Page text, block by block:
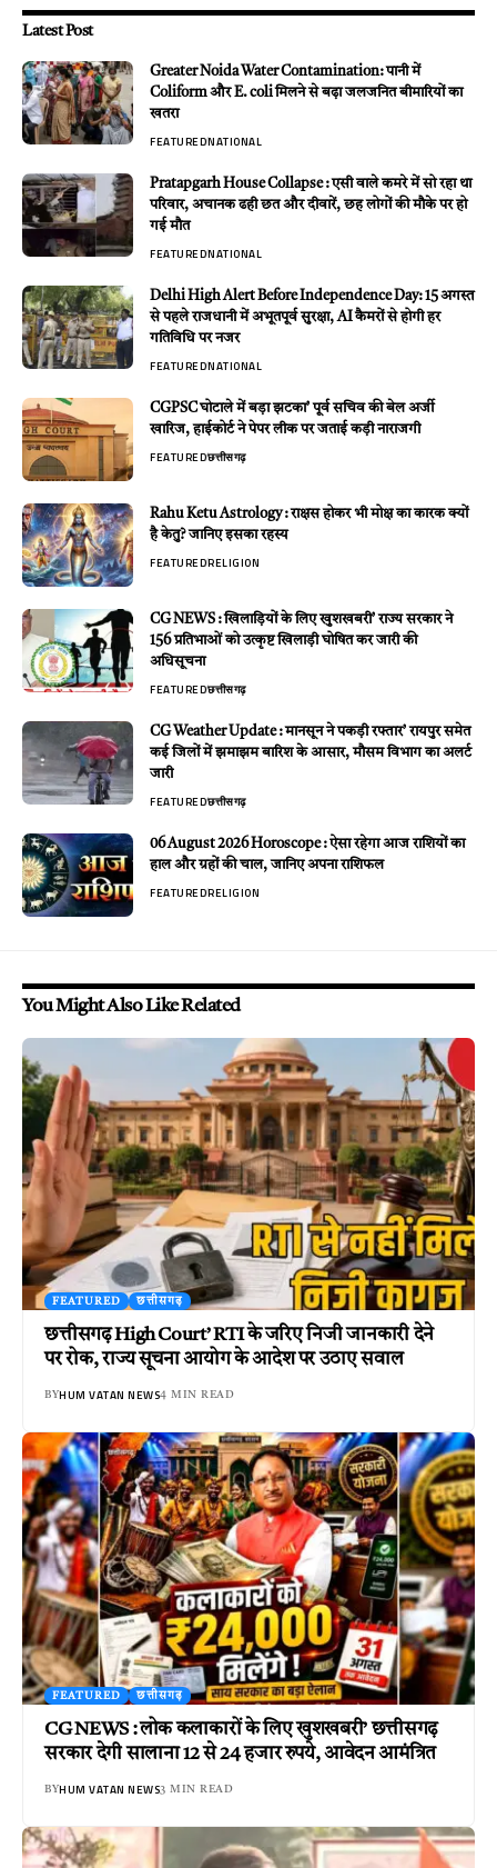
Latest Post
Greater Noida Water Contamination: पानी में
Coliform और E. coli मिलने से बढ़ा जलजनित बीमारियों का
खतरा
FEATUREDNATIONAL
Pratapgarh House Collapse : एसी वाले कमरे में सो रहा था
परिवार, अचानक ढही छत और दीवारें, छह लोगों की मौके पर हो
गई मौत
FEATUREDNATIONAL
Delhi High Alert Before Independence Day: 15 अगस्त
से पहले राजधानी में अभूतपूर्व सुरक्षा, AI कैमरों से होगी हर
गतिविधि पर नजर
FEATUREDNATIONAL
CGPSC घोटाले में बड़ा झटका’ पूर्व सचिव की बेल अर्जी
खारिज, हाईकोर्ट ने पेपर लीक पर जताई कड़ी नाराजगी
FEATUREDछत्तीसगढ़
Rahu Ketu Astrology : राक्षस होकर भी मोक्ष का कारक क्यों
है केतु? जानिए इसका रहस्य
FEATUREDRELIGION
CG NEWS : खिलाड़ियों के लिए खुशखबरी’ राज्य सरकार ने
156 प्रतिभाओं को उत्कृष्ट खिलाड़ी घोषित कर जारी की
अधिसूचना
FEATUREDछत्तीसगढ़
CG Weather Update : मानसून ने पकड़ी रफ्तार’ रायपुर समेत
कई जिलों में झमाझम बारिश के आसार, मौसम विभाग का अलर्ट
जारी
FEATUREDछत्तीसगढ़
06 August 2026 Horoscope : ऐसा रहेगा आज राशियों का
हाल और ग्रहों की चाल, जानिए अपना राशिफल
FEATUREDRELIGION
You Might Also Like Related
FEATURED छत्तीसगढ़
छत्तीसगढ़ High Court’ RTI के जरिए निजी जानकारी देने
पर रोक, राज्य सूचना आयोग के आदेश पर उठाए सवाल
BYHUM VATAN NEWS4 MIN READ
FEATURED छत्तीसगढ़
CG NEWS : लोक कलाकारों के लिए खुशखबरी’ छत्तीसगढ़
सरकार देगी सालाना 12 से 24 हजार रुपये, आवेदन आमंत्रित
BYHUM VATAN NEWS3 MIN READ